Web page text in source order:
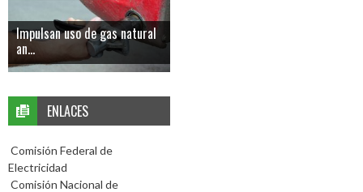
Impulsan uso de gas natural
an...
ENLACES
Comisión Federal de
Electricidad
Comisión Nacional de